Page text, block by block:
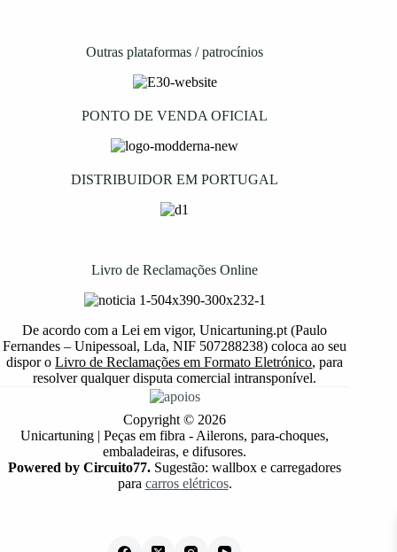
Outras plataformas / patrocínios
PONTO DE VENDA OFICIAL
DISTRIBUIDOR EM PORTUGAL
Livro de Reclamações Online
De acordo com a Lei em vigor, Unicartuning.pt (Paulo
Fernandes – Unipessoal, Lda, NIF 507288238) coloca ao seu
dispor oLivro de Reclamações em Formato Eletrónico, para
resolver qualquer disputa comercial intransponível.
Copyright © 2026
Unicartuning | Peças em fibra - Ailerons, para-choques,
embaladeiras, e difusores.
Powered by Circuito77. Sugestão: wallbox e carregadores
para carros elétricos.